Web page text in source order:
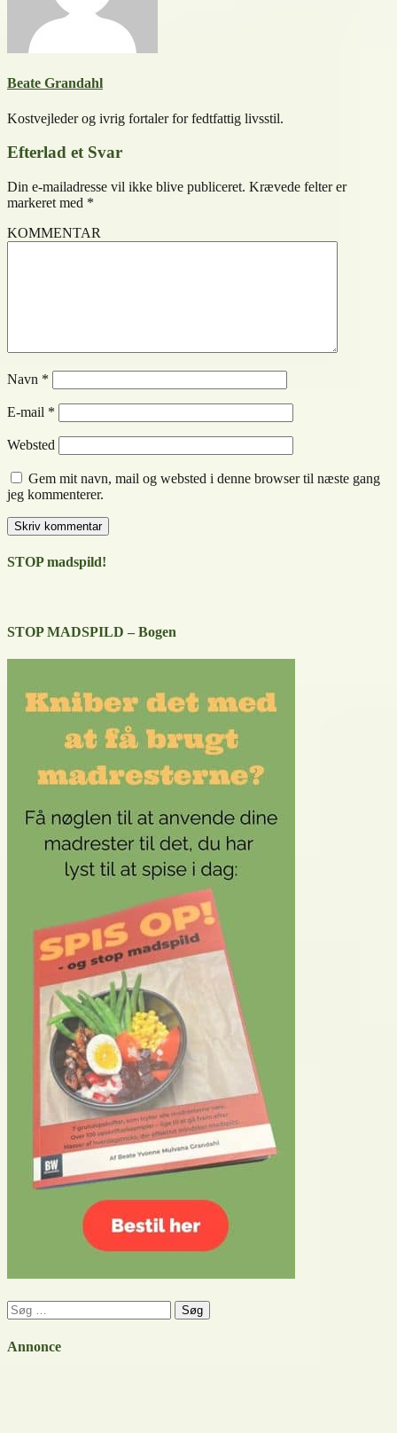
Beate Grandahl
Kostvejleder og ivrig fortaler for fedtfattig livsstil.
Efterlad et Svar
Din e-mailadresse vil ikke blive publiceret. Krævede felter er
markeret med *
KOMMENTAR
Navn *
E-mail *
Websted
Gem mit navn, mail og websted i denne browser til næste gang
jeg kommenterer.
STOP madspild!
STOP MADSPILD – Bogen
Søg
efter:
Annonce